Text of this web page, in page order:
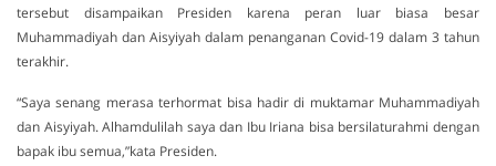
tersebut disampaikan Presiden karena peran luar biasa besar
Muhammadiyah dan Aisyiyah dalam penanganan Covid-19 dalam 3 tahun
terakhir.
“Saya senang merasa terhormat bisa hadir di muktamar Muhammadiyah
dan Aisyiyah. Alhamdulilah saya dan Ibu Iriana bisa bersilaturahmi dengan
bapak ibu semua,”kata Presiden.